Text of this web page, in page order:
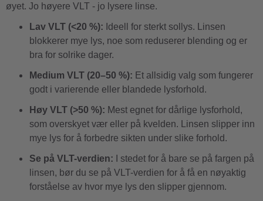
øyet. Jo høyere VLT - jo lysere linse.
Lav VLT (<20 %): Ideell for sterkt sollys. Linsen
blokkerer mye lys, noe som reduserer blending og er
bra for solrike dager.
Medium VLT (20–50 %): Et allsidig valg som fungerer
godt i varierende eller blandede lysforhold.
Høy VLT (>50 %): Mest egnet for dårlige lysforhold,
som overskyet vær eller på kvelden. Linsen slipper inn
mye lys for å forbedre sikten under slike forhold.
Se på VLT-verdien: I stedet for å bare se på fargen på
linsen, bør du se på VLT-verdien for å få en nøyaktig
forståelse av hvor mye lys den slipper gjennom.